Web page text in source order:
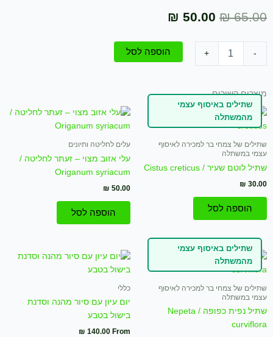
₪65.00
המחיר
היה:
₪ 50.00
הוא:
-
מובחרים
(150
גרם)
+ הוספה לסל
מוצרים קשורים
שתילים באיסוף עצמי
מהמשתלה
שתילים של צמחי בר למכירה לאיסוף
עצמי במשתלה
שתיל לוטם שעיר / Cistus creticus
₪ 30.00
הוספה לסל
עלים לחליטה ותיונים
עלי אזוב מצוי – זעתר לחליטה /
Origanum syriacum
₪ 50.00
הוספה לסל
שתילים באיסוף עצמי
מהמשתלה
שתילים של צמחי בר למכירה לאיסוף
עצמי במשתלה
שתיל נפית כפופה / Nepeta
curviflora
כללי
יום עיון עם סיור מהנה וסדנת
בישול בטבע
From
₪ 140.00
למוצר
זה